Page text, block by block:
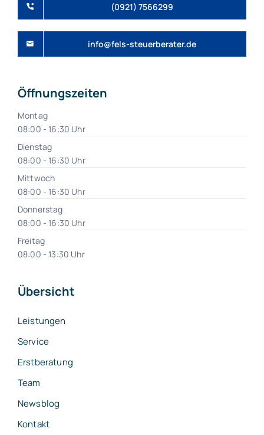
(0921) 7566299
info@fels-steuerberater.de
Öffnungszeiten
Montag
08:00 - 16:30 Uhr
Dienstag
08:00 - 16:30 Uhr
Mittwoch
08:00 - 16:30 Uhr
Donnerstag
08:00 - 16:30 Uhr
Freitag
08:00 - 13:30 Uhr
Übersicht
Leistungen
Service
Erstberatung
Team
Newsblog
Kontakt